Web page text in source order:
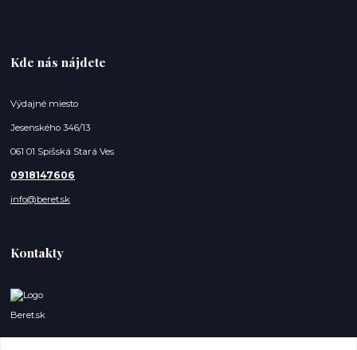
Kde nás nájdete
Výdajné miesto
Jesenského 346/13
061 01 Spišská Stará Ves
0918147606
info@beret.sk
Kontakty
Beret.sk